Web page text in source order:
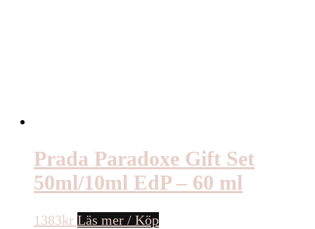
Prada Paradoxe Gift Set
50ml/10ml EdP – 60 ml
1383kr Läs mer / Köp